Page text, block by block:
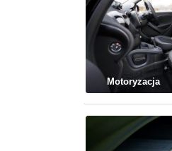
Motoryzacja